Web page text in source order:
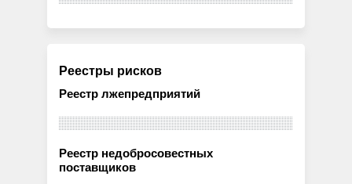
Реестры рисков
Реестр лжепредприятий
Реестр недобросовестных
поставщиков